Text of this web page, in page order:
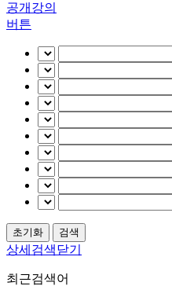
공개강의
버튼
상세검색닫기
최근검색어